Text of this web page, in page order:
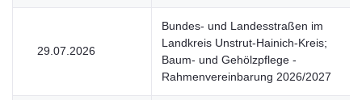
29.07.2026
Bundes- und Landesstraßen im
Landkreis Unstrut-Hainich-Kreis;
Baum- und Gehölzpflege -
Rahmenvereinbarung 2026/2027